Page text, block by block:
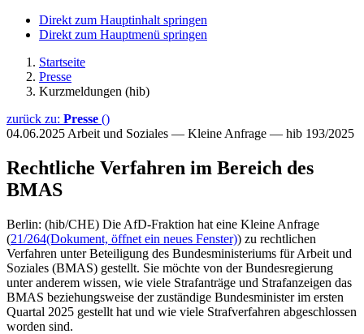
Direkt zum Hauptinhalt springen
Direkt zum Hauptmenü springen
Startseite
Presse
Kurzmeldungen (hib)
zurück zu: Presse ()
04.06.2025 Arbeit und Soziales — Kleine Anfrage — hib 193/2025
Rechtliche Verfahren im Bereich des
BMAS
Berlin: (hib/CHE) Die AfD-Fraktion hat eine Kleine Anfrage
(21/264(Dokument, öffnet ein neues Fenster)) zu rechtlichen
Verfahren unter Beteiligung des Bundesministeriums für Arbeit und
Soziales (BMAS) gestellt. Sie möchte von der Bundesregierung
unter anderem wissen, wie viele Strafanträge und Strafanzeigen das
BMAS beziehungsweise der zuständige Bundesminister im ersten
Quartal 2025 gestellt hat und wie viele Strafverfahren abgeschlossen
worden sind.